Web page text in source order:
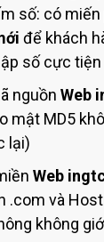
số: có
để khách
số cực tiện
nguồn Web
mật MD5
lại)
Web
.com và
không